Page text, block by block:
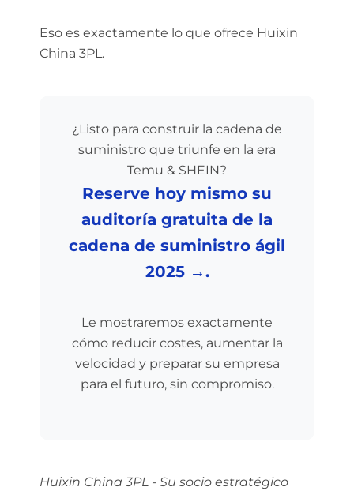
Eso es exactamente lo que ofrece Huixin
China 3PL.
¿Listo para construir la cadena de
suministro que triunfe en la era
Temu & SHEIN?
Reserve hoy mismo su
auditoría gratuita de la
cadena de suministro ágil
2025 →.
Le mostraremos exactamente
cómo reducir costes, aumentar la
velocidad y preparar su empresa
para el futuro, sin compromiso.
Huixin China 3PL - Su socio estratégico